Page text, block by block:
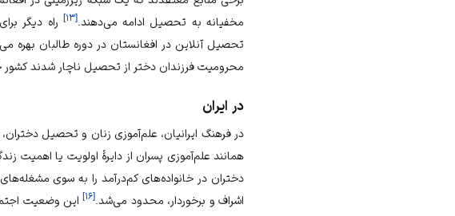
مخفیانه به تحصیل ادامه می‌دهند.[۱۳]
راه دیگر
تحصیل آنلاین در افغانستان در دوره طالبان بهره
محرومیت فرزندان دختر از تحصیل ناچار شدند کشور
در ایران
در فرهنگ ایرانیان، علم‌آموزی زنان و تحصیل
همانند علم‌آموزی پسران از دایرهٔ اولویت یا اهمیت
دختران در خانواده‌های کم‌درآمد را به سوی
اشراف و برخوردار، محدود می‌شد. [۱۶]این وضعیت